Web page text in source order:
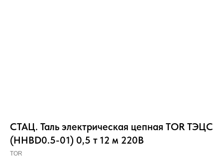
СТАЦ. Таль электрическая цепная TOR ТЭЦС
(HHBD0.5-01) 0,5 т 12 м 220В
TOR